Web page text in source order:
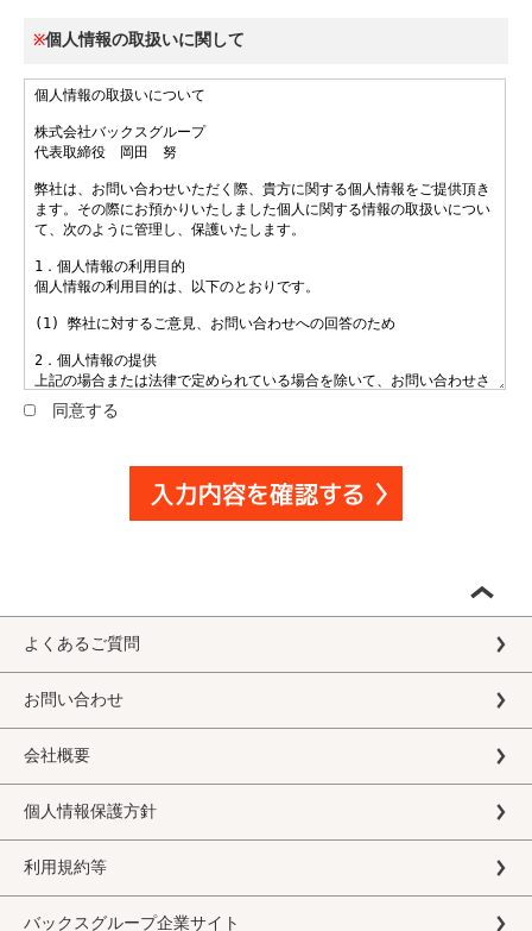
※個人情報の取扱いに関して
同意する
よくあるご質問
お問い合わせ
会社概要
個人情報保護方針
利用規約等
バックスグループ企業サイト